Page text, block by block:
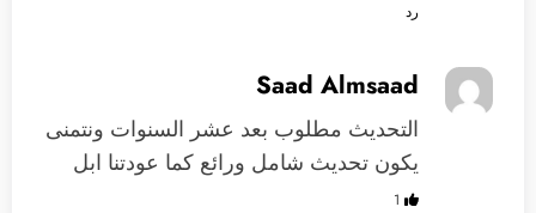
رد
Saad Almsaad
التحديث مطلوب بعد عشر السنوات ونتمنى
يكون تحديث شامل ورائع كما عودتنا ابل
1